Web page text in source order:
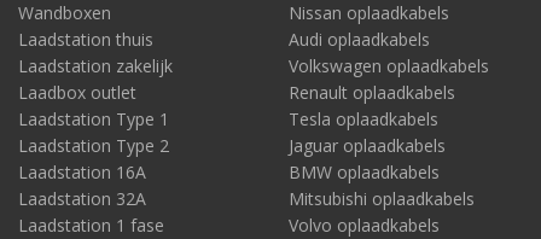
Wandboxen
Laadstation thuis
Laadstation zakelijk
Laadbox outlet
Laadstation Type 1
Laadstation Type 2
Laadstation 16A
Laadstation 32A
Laadstation 1 fase
Nissan oplaadkabels
Audi oplaadkabels
Volkswagen oplaadkabels
Renault oplaadkabels
Tesla oplaadkabels
Jaguar oplaadkabels
BMW oplaadkabels
Mitsubishi oplaadkabels
Volvo oplaadkabels